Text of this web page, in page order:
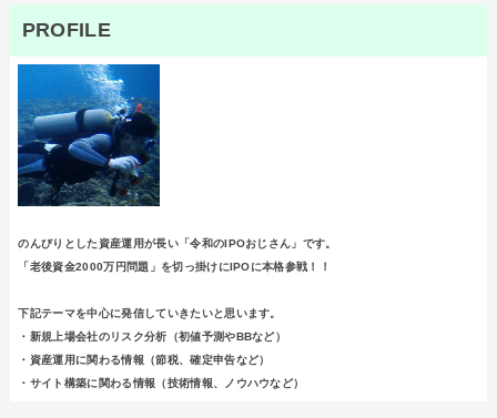
PROFILE
のんびりとした資産運用が長い「令和のIPOおじさん」です。
「老後資金2000万円問題」を切っ掛けにIPOに本格参戦！！
下記テーマを中心に発信していきたいと思います。
・新規上場会社のリスク分析（初値予測やBBなど）
・資産運用に関わる情報（節税、確定申告など）
・サイト構築に関わる情報（技術情報、ノウハウなど）